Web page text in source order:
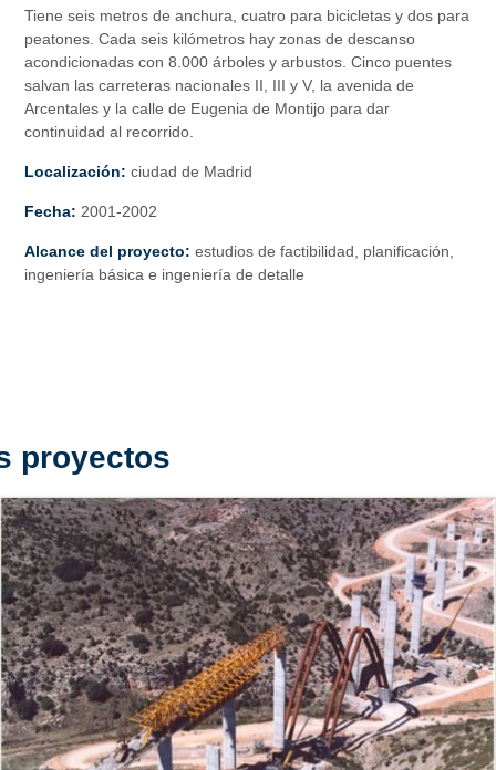
Tiene seis metros de anchura, cuatro para bicicletas y dos para
peatones. Cada seis kilómetros hay zonas de descanso
acondicionadas con 8.000 árboles y arbustos. Cinco puentes
salvan las carreteras nacionales II, III y V, la avenida de
Arcentales y la calle de Eugenia de Montijo para dar
continuidad al recorrido.
Localización: ciudad de Madrid
Fecha: 2001-2002
Alcance del proyecto: estudios de factibilidad, planificación,
ingeniería básica e ingeniería de detalle
proyectos